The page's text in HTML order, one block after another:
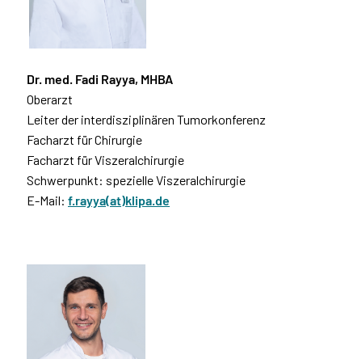
Dr. med. Fadi Rayya, MHBA
Oberarzt
Leiter der interdisziplinären Tumorkonferenz
Facharzt für Chirurgie
Facharzt für Viszeralchirurgie
Schwerpunkt: spezielle Viszeralchirurgie
E-Mail: f.rayya(at)klipa.de